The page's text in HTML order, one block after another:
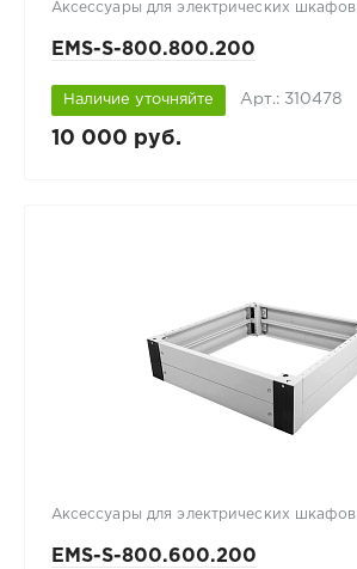
Аксессуары для электрических шкафов
EMS-S-800.800.200
Наличие уточняйте Арт.: 310478
10 000 руб.
Аксессуары для электрических шкафов
EMS-S-800.600.200